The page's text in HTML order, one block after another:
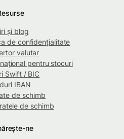
și blog
de confidențialitate
valutar
pentru stocuri
Swift / BIC
IBAN
de schimb
de schimb
ne